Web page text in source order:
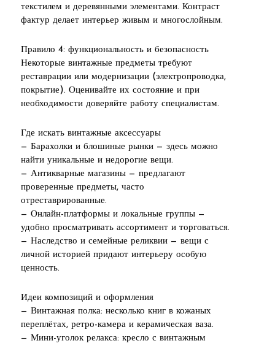
текстилем и деревянными элементами. Контраст
фактур делает интерьер живым и многослойным.
Правило 4: функциональность и безопасность
Некоторые винтажные предметы требуют
реставрации или модернизации (электропроводка,
покрытие). Оценивайте их состояние и при
необходимости доверяйте работу специалистам.
Где искать винтажные аксессуары
— Барахолки и блошиные рынки — здесь можно
найти уникальные и недорогие вещи.
— Антикварные магазины — предлагают
проверенные предметы, часто
отреставрированные.
— Онлайн-платформы и локальные группы —
удобно просматривать ассортимент и торговаться.
— Наследство и семейные реликвии — вещи с
личной историей придают интерьеру особую
ценность.
Идеи композиций и оформления
— Винтажная полка: несколько книг в кожаных
переплётах, ретро-камера и керамическая ваза.
— Мини-уголок релакса: кресло с винтажным